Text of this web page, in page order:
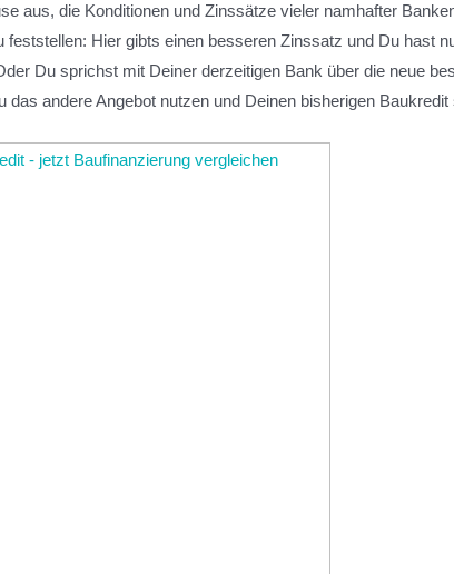
aus, die Konditionen und Zinssätze vieler namhafter
Hier gibts einen besseren Zinssatz und Du hast
Du sprichst mit Deiner derzeitigen Bank über die neue
andere Angebot nutzen und Deinen bisherigen